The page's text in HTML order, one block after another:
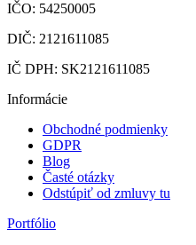
IČO: 54250005
DIČ: 2121611085
IČ DPH: SK2121611085
Informácie
Obchodné podmienky
GDPR
Blog
Časté otázky
Odstúpiť od zmluvy tu
Portfólio